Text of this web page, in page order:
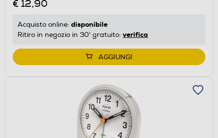
€ 12,90
Acquisto online: disponibile
Ritiro in negozio in 30' gratuito: verifica
AGGIUNGI